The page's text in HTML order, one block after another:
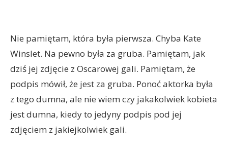
Nie pamiętam, która była pierwsza. Chyba Kate
Winslet. Na pewno była za gruba. Pamiętam, jak
dziś jej zdjęcie z Oscarowej gali. Pamiętam, że
podpis mówił, że jest za gruba. Ponoć aktorka była
z tego dumna, ale nie wiem czy jakakolwiek kobieta
jest dumna, kiedy to jedyny podpis pod jej
zdjęciem z jakiejkolwiek gali.